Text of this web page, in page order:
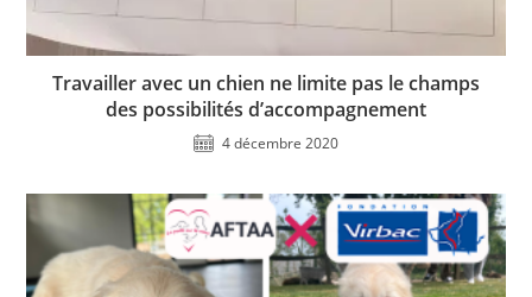
Travailler avec un chien ne limite pas le champs
des possibilités d’accompagnement
4 décembre 2020